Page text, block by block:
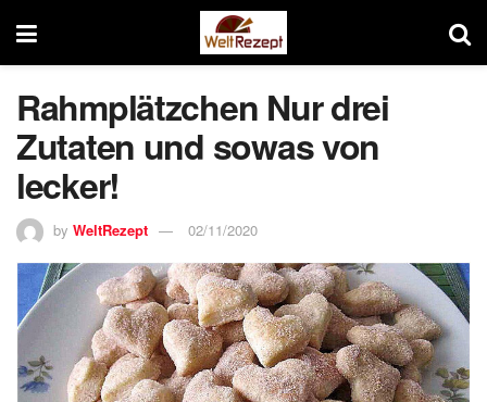
Rahmplätzchen Nur drei
Zutaten und sowas von
lecker!
by WeltRezept 02/11/2020